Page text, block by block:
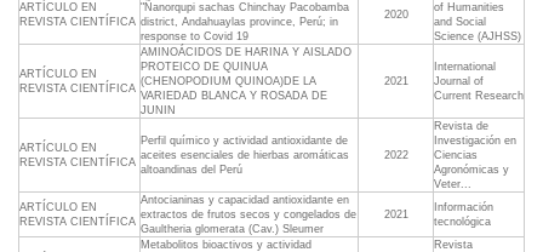
ARTÍCULO EN
REVISTA CIENTÍFICA
"Ñanorqupi sachas Chinchay Pacobamba
district, Andahuaylas province, Perú; in
response to Covid 19
2020
of Humanities
and Social
Science (AJHSS)
ARTÍCULO EN
REVISTA CIENTÍFICA
AMINOÁCIDOS DE HARINA Y AISLADO
PROTEICO DE QUINUA
(CHENOPODIUM QUINOA)DE LA
VARIEDAD BLANCA Y ROSADA DE
JUNIN
2021
International
Journal of
Current Research
ARTÍCULO EN
REVISTA CIENTÍFICA
Perfil químico y actividad antioxidante de
aceites esenciales de hierbas aromáticas
altoandinas del Perú
2022
Revista de
Investigación en
Ciencias
Agronómicas y
Veter...
ARTÍCULO EN
REVISTA CIENTÍFICA
Antocianinas y capacidad antioxidante en
extractos de frutos secos y congelados de
Gaultheria glomerata (Cav.) Sleumer
2021
Información
tecnológica
Metabolitos bioactivos y actividad
Revista